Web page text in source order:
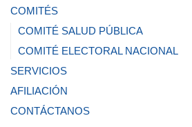
COMITÉS
COMITÉ SALUD PÚBLICA
COMITÉ ELECTORAL NACIONAL
SERVICIOS
AFILIACIÓN
CONTÁCTANOS